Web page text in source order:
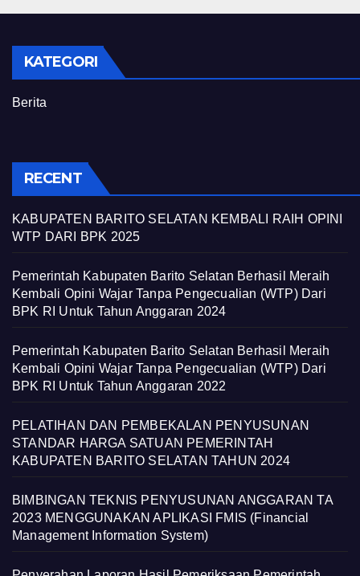
KATEGORI
Berita
RECENT
KABUPATEN BARITO SELATAN KEMBALI RAIH OPINI
WTP DARI BPK 2025
Pemerintah Kabupaten Barito Selatan Berhasil Meraih
Kembali Opini Wajar Tanpa Pengecualian (WTP) Dari
BPK RI Untuk Tahun Anggaran 2024
Pemerintah Kabupaten Barito Selatan Berhasil Meraih
Kembali Opini Wajar Tanpa Pengecualian (WTP) Dari
BPK RI Untuk Tahun Anggaran 2022
PELATIHAN DAN PEMBEKALAN PENYUSUNAN
STANDAR HARGA SATUAN PEMERINTAH
KABUPATEN BARITO SELATAN TAHUN 2024
BIMBINGAN TEKNIS PENYUSUNAN ANGGARAN TA
2023 MENGGUNAKAN APLIKASI FMIS (Financial
Management Information System)